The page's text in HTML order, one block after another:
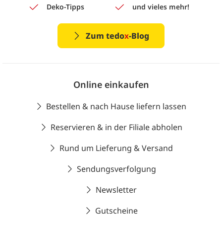
Deko-Tipps
und vieles mehr!
Zum tedox-Blog
Online einkaufen
Bestellen & nach Hause liefern lassen
Reservieren & in der Filiale abholen
Rund um Lieferung & Versand
Sendungsverfolgung
Newsletter
Gutscheine